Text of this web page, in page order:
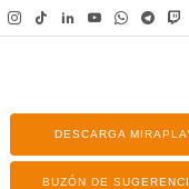
DESCARGA
BUZÓN DE